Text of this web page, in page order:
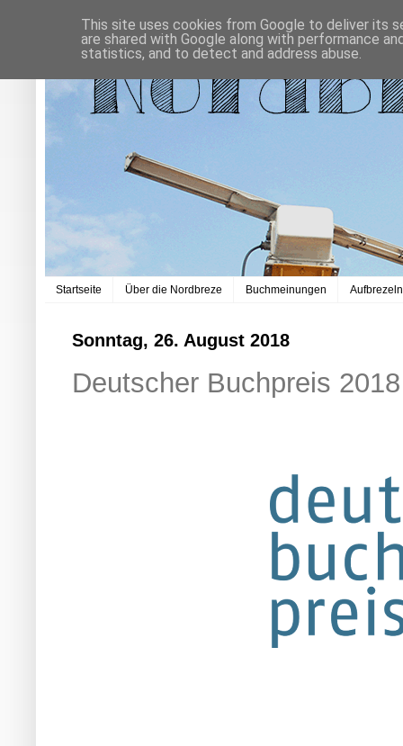
Startseite Über die Nordbreze Buchmeinungen
Sonntag, 26. August 2018
Deutscher Buchpreis
This site uses cookies from Google to deliver its
are shared with Google along with performance
statistics, and to detect and address abuse.